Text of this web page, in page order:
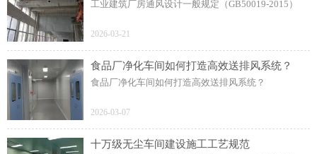
工业建筑厂房通风设计一般规定（GB50019-2015）
2026-03-21
食品厂净化车间如何打造高效送排风系统？
食品厂净化车间如何打造高效送排风系统？
2026-03-07
十万级无尘车间建设施工工艺规范